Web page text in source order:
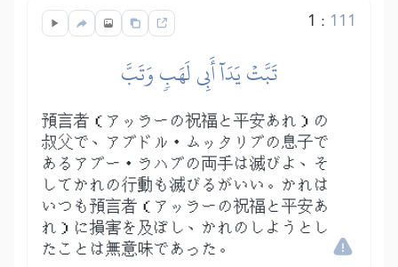
1 : 111
تَبَّتۡ يَدَآ أَبِي لَهَبٖ وَتَبَّ
預言者（アッラーの祝福と平安あれ）の
叔父で、アブドル・ムッタリブの息子で
あるアブー・ラハブの両手は滅びよ、そ
してかれの行動も滅びるがいい。かれは
いつも預言者（アッラーの祝福と平安あ
れ）に損害を及ぼし、かれのしようとし
たことは無意味であった。